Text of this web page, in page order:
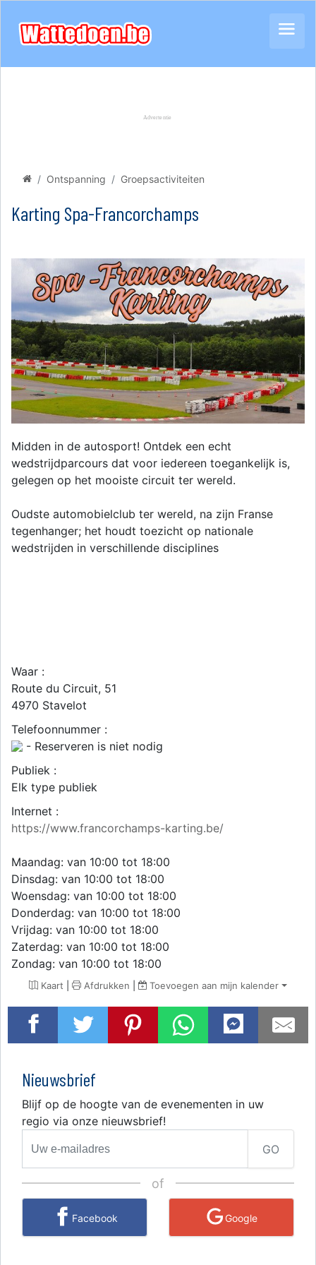
Ontspanning Groepsactiviteiten
Karting Spa-Francorchamps
Midden in de autosport! Ontdek een echt
wedstrijdparcours dat voor iedereen toegankelijk is,
gelegen op het mooiste circuit ter wereld.
Oudste automobielclub ter wereld, na zijn Franse
tegenhanger; het houdt toezicht op nationale
wedstrijden in verschillende disciplines
Waar :
Route du Circuit, 51
4970 Stavelot
Telefoonnummer :
- Reserveren is niet nodig
Publiek :
Elk type publiek
Internet :
https://www.francorchamps-karting.be/
Maandag: van 10:00 tot 18:00
Dinsdag: van 10:00 tot 18:00
Woensdag: van 10:00 tot 18:00
Donderdag: van 10:00 tot 18:00
Vrijdag: van 10:00 tot 18:00
Zaterdag: van 10:00 tot 18:00
Zondag: van 10:00 tot 18:00
Kaart | Afdrukken | Toevoegen aan mijn kalender
Nieuwsbrief
Blijf op de hoogte van de evenementen in uw
regio via onze nieuwsbrief!
GO
of
Facebook Google